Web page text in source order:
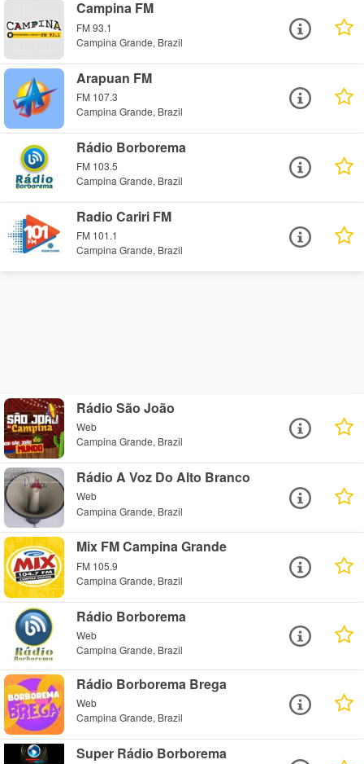
Campina FM
FM 93.1
Campina Grande, Brazil
Arapuan FM
FM 107.3
Campina Grande, Brazil
Rádio Borborema
FM 103.5
Campina Grande, Brazil
Radio Cariri FM
FM 101.1
Campina Grande, Brazil
Rádio São João
Web
Campina Grande, Brazil
Rádio A Voz Do Alto Branco
Web
Campina Grande, Brazil
Mix FM Campina Grande
FM 105.9
Campina Grande, Brazil
Rádio Borborema
Web
Campina Grande, Brazil
Rádio Borborema Brega
Web
Campina Grande, Brazil
Super Rádio Borborema